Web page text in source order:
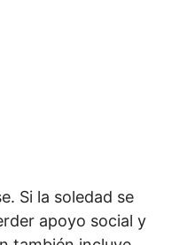
Si la soledad se
apoyo social y